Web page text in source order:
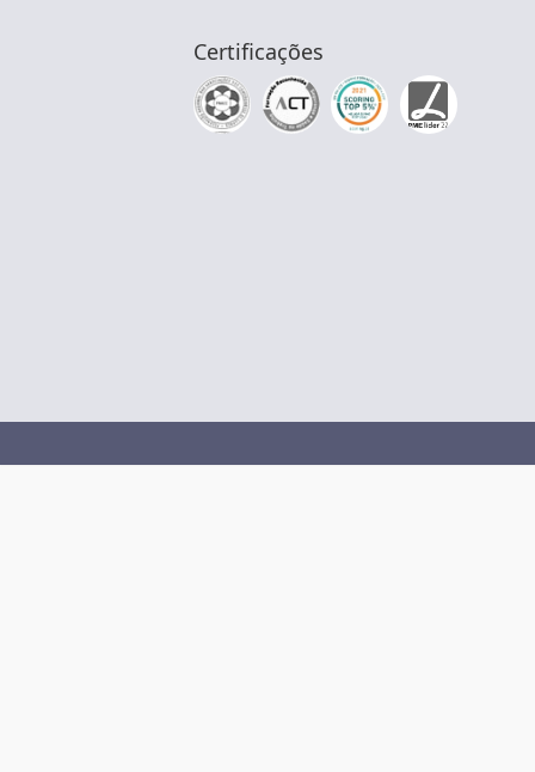
Certificações